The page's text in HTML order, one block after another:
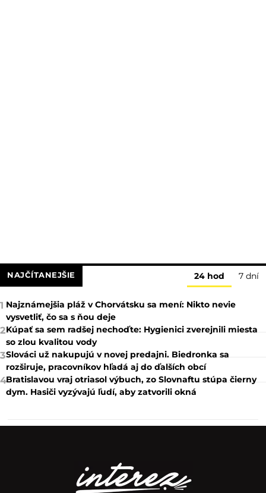
NAJČÍTANEJŠIE 24 hod 7 dní
1 Najznámejšia pláž v Chorvátsku sa mení: Nikto nevie
vysvetliť, čo sa s ňou deje
2Kúpať sa sem radšej nechoďte: Hygienici zverejnili miesta
so zlou kvalitou vody
3Slováci už nakupujú v novej predajni. Biedronka sa
rozširuje, pracovníkov hľadá aj do ďalších obcí
4Bratislavou vraj otriasol výbuch, zo Slovnaftu stúpa čierny
dym. Hasiči vyzývajú ľudí, aby zatvorili okná